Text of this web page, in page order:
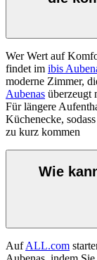
Wer Wert auf
findet im ibis
moderne Zimmer,
Aubenas überzeugt
Für längere
Küchenecke,
zu kurz kommen
Wie
AufALL.com